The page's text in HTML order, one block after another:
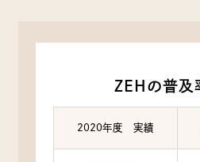
ZEHの普及
2020年度 実績